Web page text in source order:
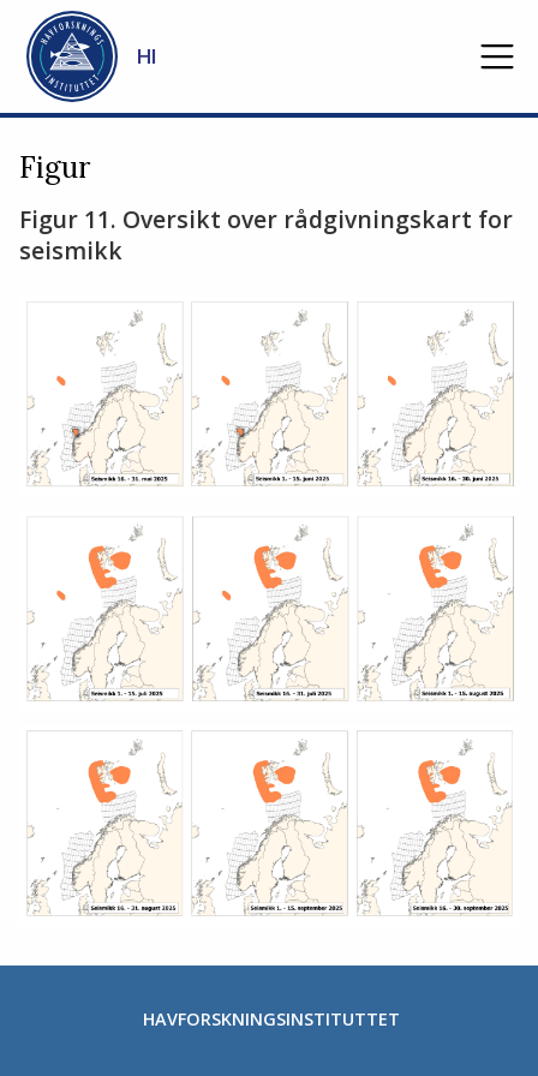
Gå til hovedinnhold
HI
Figur
Figur 11. Oversikt over rådgivningskart for
seismikk
HAVFORSKNINGSINSTITUTTET